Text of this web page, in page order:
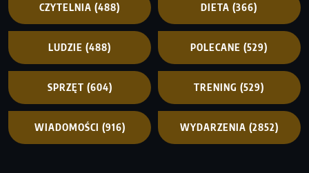
CZYTELNIA (488) DIETA (366)
LUDZIE (488) POLECANE (529)
SPRZĘT (604) TRENING (529)
WIADOMOŚCI (916) WYDARZENIA (2852)